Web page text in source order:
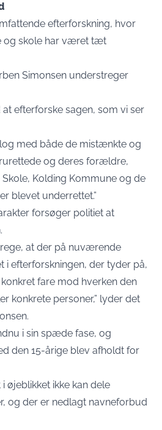
efterforskning, hvor
og skole har været tæt
Simonsen understreger
at efterforske sagen, som vi ser
med både de mistænkte og
og deres forældre,
Kolding Kommune og de
blevet underrettet.”
forsøger politiet at
at der på nuværende
i efterforskningen, der tyder på,
fare mod hverken den
konkrete personer,” lyder det
i sin spæde fase, og
den 15-årige blev afholdt for
øjeblikket ikke kan dele
og der er nedlagt navneforbud